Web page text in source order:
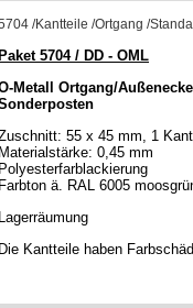
/Kantteile /Ortgang /
Paket 5704 / DD - OML
Metall Ortgang/Außenecke
55 x 45 mm, 1
Materialstärke: 0,45 mm
Polyesterfarblackierung
Farbton ä. RAL 6005
Lagerräumung
Die Kantteile haben